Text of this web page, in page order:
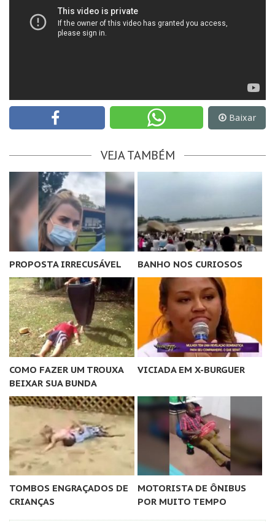
Baixar
VEJA TAMBÉM
PROPOSTA IRRECUSÁVEL BANHO NOS CURIOSOS
COMO FAZER UM TROUXA
BEIXAR SUA BUNDA
VICIADA EM X-BURGUER
TOMBOS ENGRAÇADOS DE
CRIANÇAS
MOTORISTA DE ÔNIBUS
POR MUITO TEMPO